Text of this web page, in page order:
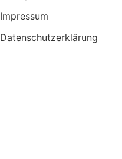
Impressum
Datenschutzerklärung